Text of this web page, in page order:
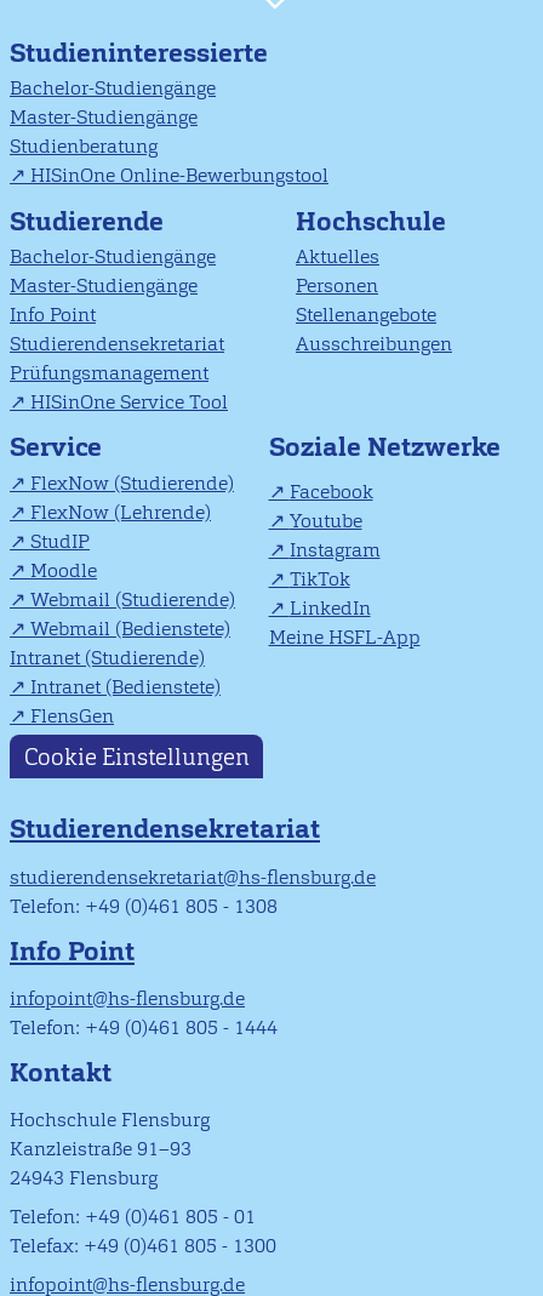
Studieninteressierte
Bachelor-Studiengänge
Master-Studiengänge
Studienberatung
HISinOne Online-Bewerbungstool
Studierende
Bachelor-Studiengänge
Master-Studiengänge
Info Point
Studierendensekretariat
Prüfungsmanagement
HISinOne Service Tool
Hochschule
Aktuelles
Personen
Stellenangebote
Ausschreibungen
Service
FlexNow (Studierende)
FlexNow (Lehrende)
StudIP
Moodle
Webmail (Studierende)
Webmail (Bedienstete)
Intranet (Studierende)
Intranet (Bedienstete)
FlensGen
Soziale Netzwerke
Facebook
Youtube
Instagram
TikTok
LinkedIn
Meine HSFL-App
Cookie Einstellungen
Studierendensekretariat
studierendensekretariat@hs-flensburg.de
Telefon: +49 (0)461 805 - 1308
Info Point
infopoint@hs-flensburg.de
Telefon: +49 (0)461 805 - 1444
Kontakt
Hochschule Flensburg
Kanzleistraße 91–93
24943 Flensburg
Telefon: +49 (0)461 805 - 01
Telefax: +49 (0)461 805 - 1300
infopoint@hs-flensburg.de